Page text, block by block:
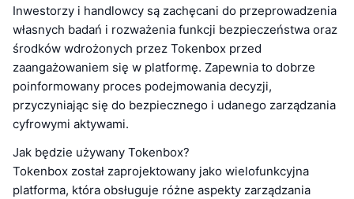
Inwestorzy i handlowcy są zachęcani do przeprowadzenia
własnych badań i rozważenia funkcji bezpieczeństwa oraz
środków wdrożonych przez Tokenbox przed
zaangażowaniem się w platformę. Zapewnia to dobrze
poinformowany proces podejmowania decyzji,
przyczyniając się do bezpiecznego i udanego zarządzania
cyfrowymi aktywami.
Jak będzie używany Tokenbox?
Tokenbox został zaprojektowany jako wielofunkcyjna
platforma, która obsługuje różne aspekty zarządzania